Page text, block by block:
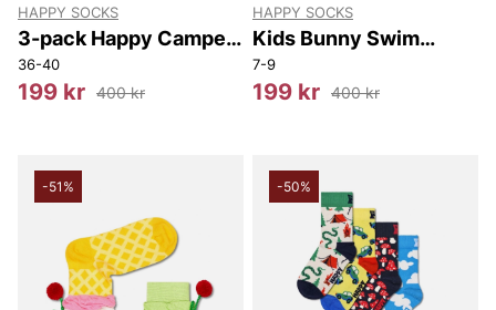
HAPPY SOCKS
3-pack Happy Camper
Socks Gift Set
36-40
199 kr 400 kr
HAPPY SOCKS
Kids Bunny Swim
Shorts
7-9
199 kr 400 kr
-51% -50%